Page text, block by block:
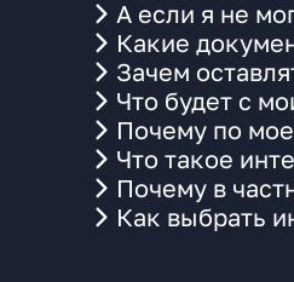
А если я не
Какие
Зачем
Что будет с
Почему по
Что такое
Почему в
Как выбрать